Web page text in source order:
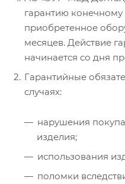
гарантию конечному
приобретенное
месяцев. Действие
начинается со дня
Гарантийные
случаях:
нарушения
изделия;
использования
поломки